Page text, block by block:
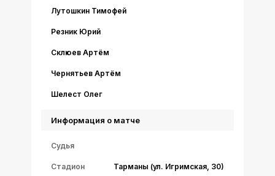
Лутошкин Тимофей
Резник Юрий
Склюев Артём
Чернятьев Артём
Шелест Олег
Информация о матче
Судья
Стадион Тарманы (ул. Игримская, 30)